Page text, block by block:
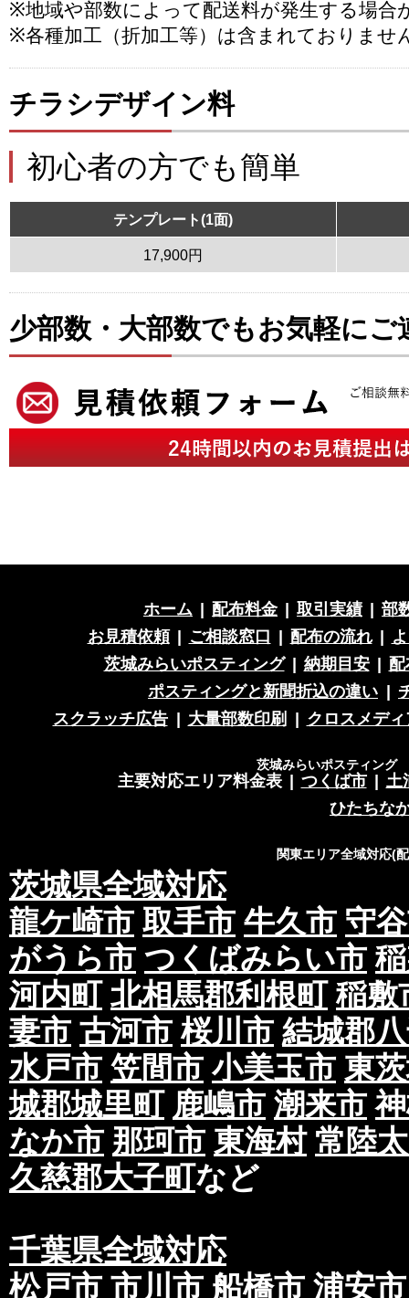
※地域や部数によって配送料が発生する場合
※各種加工（折加工等）は含まれておりませ
チラシデザイン料
初心者の方でも簡単
テンプレート(1面)
17,900円
少部数・大部数でもお気軽にご
ホーム 配布料金 取引実績
部
お見積依頼
ご相談窓口 配布の流れ
茨城みらいポスティング
納期目安
ポスティングと新聞折込の違い
スクラッチ広告
大量部数印刷 クロスメディ
茨城みらいポスティング
主要対応エリア料金表 つくば市
土
ひたちな
関東エリア全域対応(
茨城県全域対応
龍ケ崎市 取手市 牛久市 守
がうら市 つくばみらい市
河内町 北相馬郡利根町 稲敷
妻市 古河市 桜川市 結城郡
水戸市 笠間市 小美玉市 東
城郡城里町 鹿嶋市 潮来市
なか市 那珂市 東海村 常陸
久慈郡大子町など
千葉県全域対応
松戸市 市川市 船橋市 浦安市